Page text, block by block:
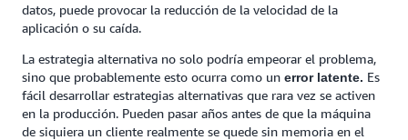
datos, puede provocar la reducción de la velocidad de la
aplicación o su caída.
La estrategia alternativa no solo podría empeorar el problema,
sino que probablemente esto ocurra como un error latente. Es
fácil desarrollar estrategias alternativas que rara vez se activen
en la producción. Pueden pasar años antes de que la máquina
de siquiera un cliente realmente se quede sin memoria en el